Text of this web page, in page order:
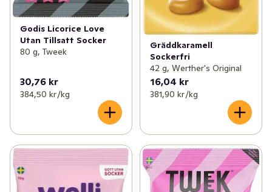
Godis Licorice Love
Utan Tillsatt Socker
80 g, Tweek
30,76 kr
384,50 kr /kg
Gräddkaramell
Sockerfri
42 g, Werther's Original
16,04 kr
381,90 kr /kg